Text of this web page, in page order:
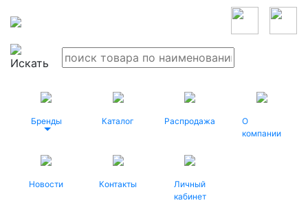
Бренды Каталог Распродажа
О
компании
Новости Контакты
Личный
кабинет